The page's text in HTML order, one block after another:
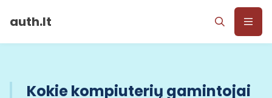
auth.lt
Kokie kompiuterių gamintojai